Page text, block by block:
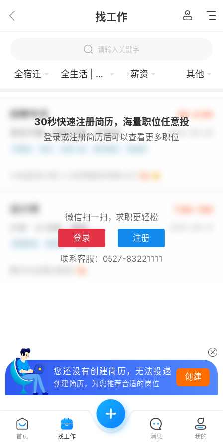
找工作
请输入关键字
全宿迁 全生活 | 服务业 薪资 其他
30秒快速注册简历，海量职位任意投
登录或注册简历后可以查看更多职位
微信扫一扫，求职更轻松
登录 注册
联系客服：0527-83221111
首页 找工作 消息 我的
您还没有创建简历，无法投递
创建简历，为您推荐合适的岗位
创建